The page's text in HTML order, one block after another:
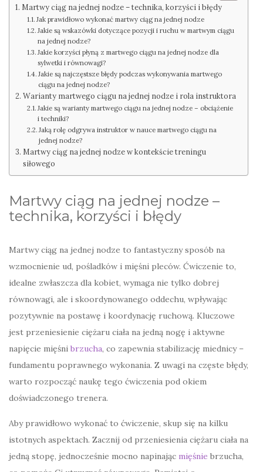
Martwy ciąg na jednej nodze – technika, korzyści i błędy
Jak prawidłowo wykonać martwy ciąg na jednej nodze
Jakie są wskazówki dotyczące pozycji i ruchu w martwym ciągu
na jednej nodze?
Jakie korzyści płyną z martwego ciągu na jednej nodze dla
sylwetki i równowagi?
Jakie są najczęstsze błędy podczas wykonywania martwego
ciągu na jednej nodze?
Warianty martwego ciągu na jednej nodze i rola instruktora
Jakie są warianty martwego ciągu na jednej nodze – obciążenie
i techniki?
Jaką rolę odgrywa instruktor w nauce martwego ciągu na
jednej nodze?
Martwy ciąg na jednej nodze w kontekście treningu
siłowego
Martwy ciąg na jednej nodze –
technika, korzyści i błędy
Martwy ciąg na jednej nodze to fantastyczny sposób na
wzmocnienie ud, pośladków i mięśni pleców. Ćwiczenie to,
idealne zwłaszcza dla kobiet, wymaga nie tylko dobrej
równowagi, ale i skoordynowanego oddechu, wpływając
pozytywnie na postawę i koordynację ruchową. Kluczowe
jest przeniesienie ciężaru ciała na jedną nogę i aktywne
napięcie mięśni brzucha, co zapewnia stabilizację miednicy –
fundamentu poprawnego wykonania. Z uwagi na częste błędy,
warto rozpocząć naukę tego ćwiczenia pod okiem
doświadczonego trenera.
Aby prawidłowo wykonać to ćwiczenie, skup się na kilku
istotnych aspektach. Zacznij od przeniesienia ciężaru ciała na
jedną stopę, jednocześnie mocno napinając mięśnie brzucha,